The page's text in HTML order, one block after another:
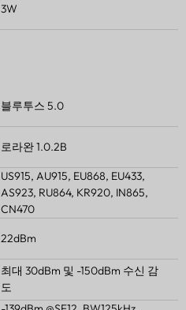
3W
블루투스 5.0
로라완1.0.2B
US915, AU915, EU868, EU433,
AS923, RU864, KR920, IN865,
CN470
22dBm
최대 30dBm 및 -150dBm 수신 감
도